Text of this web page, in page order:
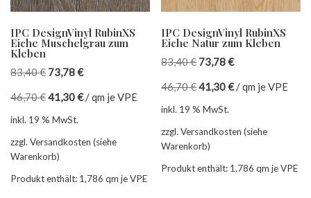
IPC DesignVinyl RubinXS
Eiche Muschelgrau zum
Kleben
83,40€ 73,78€
46,70€41,30€/qm je VPE
inkl. 19 % MwSt.
zzgl. Versandkosten (siehe
Warenkorb)
Produkt enthält: 1,786 qm je VPE
IPC DesignVinyl RubinXS
Eiche Natur zum Kleben
83,40€ 73,78€
46,70€41,30€/qm je VPE
inkl. 19 % MwSt.
zzgl. Versandkosten (siehe
Warenkorb)
Produkt enthält: 1,786qm je VPE